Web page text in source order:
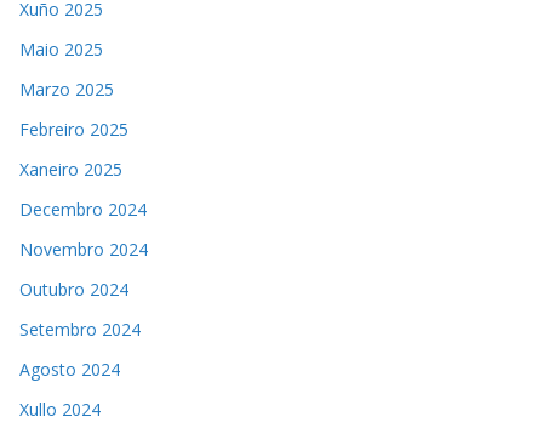
Xuño 2025
Maio 2025
Marzo 2025
Febreiro 2025
Xaneiro 2025
Decembro 2024
Novembro 2024
Outubro 2024
Setembro 2024
Agosto 2024
Xullo 2024